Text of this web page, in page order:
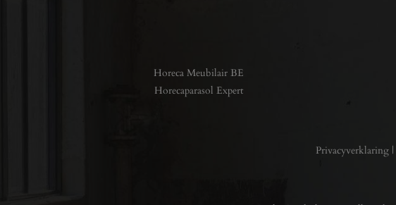
Horeca Meubilair BE
Horecaparasol Expert
Privacyverklaring |